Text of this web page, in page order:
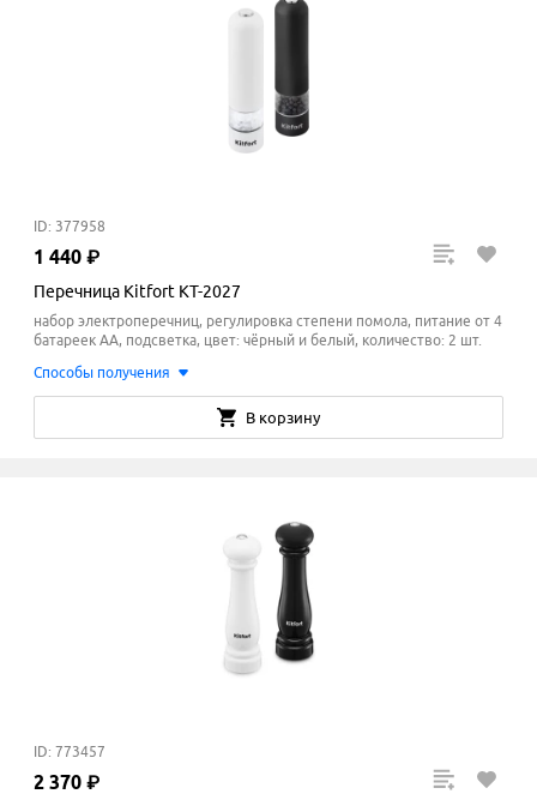
ID: 377958
1 440 ₽
Перечница Kitfort KT-2027
набор электроперечниц, регулировка степени помола, питание от 4
батареек AA, подсветка, цвет: чёрный и белый, количество: 2 шт.
Способы получения
В корзину
ID: 773457
2 370 ₽